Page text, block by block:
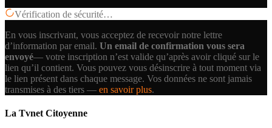
Vérification de sécurité…
En vous inscrivant, vous acceptez de recevoir notre lettre
d’information par email. Un email de confirmation vous sera
envoyé— votre inscription n’est valide qu’après avoir cliqué sur le
lien qu’il contient. Vous pouvez vous désinscrire à tout moment via
le lien présent dans chaque message. Vos données ne sont jamais
transmises à des tiers — en savoir plus.
La Tvnet Citoyenne